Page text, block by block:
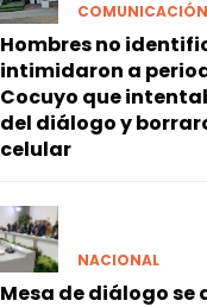
Hombres no
intimidaron a
Cocuyo que
del diálogo y
celular
NACIONAL
Mesa de diálogo se